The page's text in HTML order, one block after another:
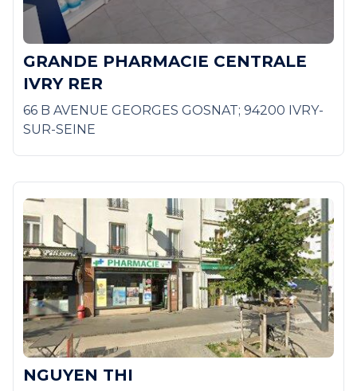
GRANDE PHARMACIE CENTRALE
IVRY RER
66 B AVENUE GEORGES GOSNAT; 94200 IVRY-
SUR-SEINE
NGUYEN THI